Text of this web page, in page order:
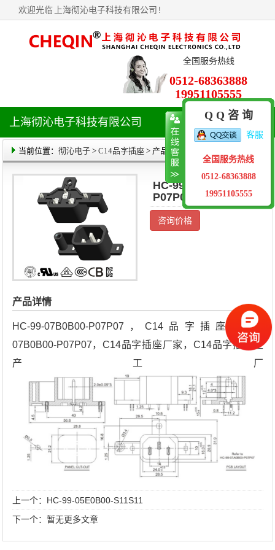
欢迎光临 上海彻沁电子科技有限公司 !
全国服务热线
0512-68363888
19951105555
航
单
上海彻沁电子科技有限公司
当前位置： 彻沁电子> C14品字插座> 产品详情
HC-99-07B0B00-
P07P07
咨询价格
产品详情
HC-99-07B0B00-P07P07，C14品字插座HC-99-
07B0B00-P07P07，C14品字插座厂家，C14品字插座生
产工厂
上一个： HC-99-05E0B00-S11S11
下一个：暂无更多文章
Q Q 咨 询
客服
全国服务热线
0512-68363888
19951105555